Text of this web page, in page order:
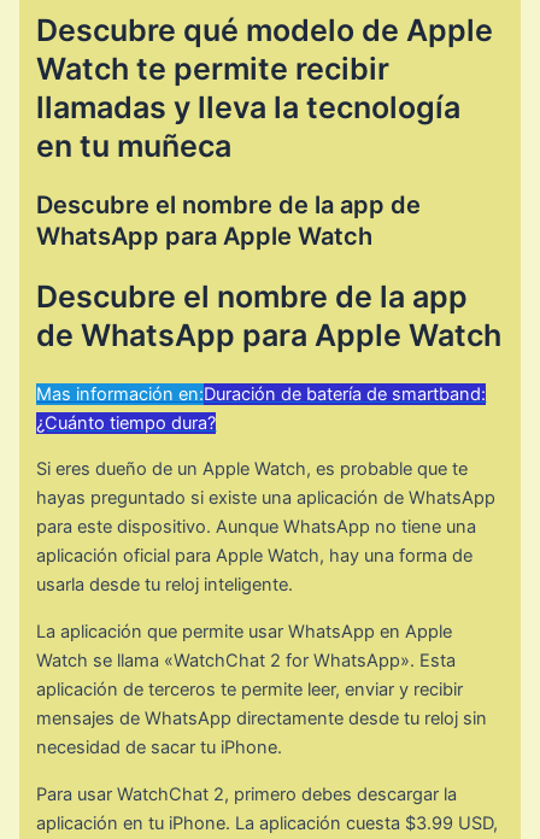
Descubre qué modelo de Apple
Watch te permite recibir
llamadas y lleva la tecnología
en tu muñeca
Descubre el nombre de la app de
WhatsApp para Apple Watch
Descubre el nombre de la app
de WhatsApp para Apple Watch
Mas información en:Duración de batería de smartband:
¿Cuánto tiempo dura?
Si eres dueño de un Apple Watch, es probable que te
hayas preguntado si existe una aplicación de WhatsApp
para este dispositivo. Aunque WhatsApp no tiene una
aplicación oficial para Apple Watch, hay una forma de
usarla desde tu reloj inteligente.
La aplicación que permite usar WhatsApp en Apple
Watch se llama «WatchChat 2 for WhatsApp». Esta
aplicación de terceros te permite leer, enviar y recibir
mensajes de WhatsApp directamente desde tu reloj sin
necesidad de sacar tu iPhone.
Para usar WatchChat 2, primero debes descargar la
aplicación en tu iPhone. La aplicación cuesta $3.99 USD,